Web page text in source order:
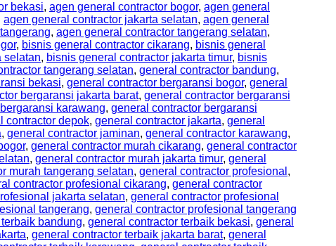
bekasi, agen general contractor bogor, agen general
agen general contractor jakarta selatan, agen general
, agen general contractor tangerang selatan,
, bisnis general contractor cikarang, bisnis general
selatan, bisnis general contractor jakarta timur, bisnis
tangerang selatan, general contractor bandung,
bekasi, general contractor bergaransi bogor, general
bergaransi jakarta barat, general contractor bergaransi
karawang, general contractor bergaransi
contractor depok, general contractor jakarta, general
, general contractor jaminan, general contractor karawang,
, general contractor murah cikarang, general contractor
, general contractor murah jakarta timur, general
murah tangerang selatan, general contractor profesional ,
contractor profesional cikarang, general contractor
jakarta selatan, general contractor profesional
tangerang, general contractor profesional tangerang
bandung, general contractor terbaik bekasi, general
, general contractor terbaik jakarta barat, general